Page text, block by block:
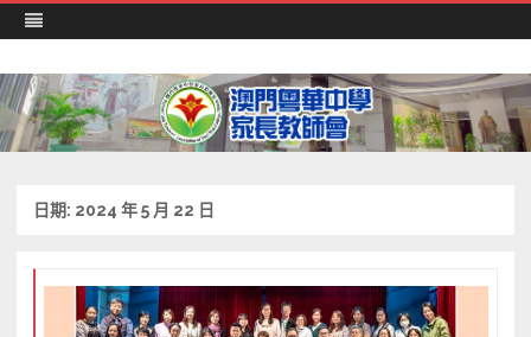
澳門粵華中學 家長教師會
Skip
to
content
日期: 2024 年 5 月 22 日